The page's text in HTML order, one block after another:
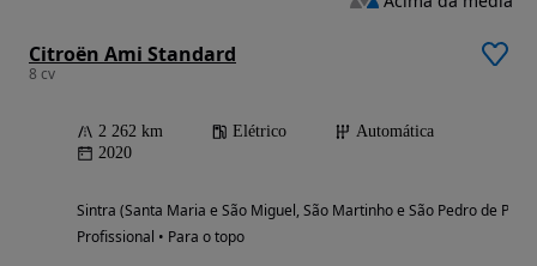
Citroën Ami Standard
8 cv
2 262 km Elétrico
Automática
2020
Sintra (Santa Maria e São Miguel, São Martinho e São Pedro de
Profissional • Para o topo